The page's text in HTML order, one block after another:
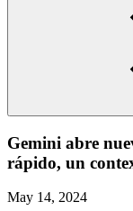
Gemini abre
rápido, un
May 14, 2024